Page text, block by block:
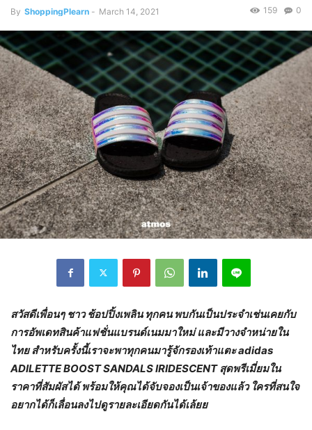
By ShoppingPlearn - March 14, 2021 0
159
สวัสดีเพื่อนๆ ชาว ช้อปปิ้งเพลิน ทุกคน พบกันเป็นประจำเช่นเคยกับ
การอัพเดทสินค้าแฟชั่นแบรนด์เนมมาใหม่ และมีวางจำหน่ายใน
ไทย สำหรับครั้งนี้เราจะพาทุกคนมารู้จักรองเท้าแตะadidas
ADILETTE BOOST SANDALS IRIDESCENT สุดพรีเมี่ยมใน
ราคาที่สัมผัสได้ พร้อมให้คุณได้จับจองเป็นเจ้าของแล้ว ใครที่สนใจ
อยากได้ก็เลื่อนลงไปดูรายละเอียดกันได้เล้ยย